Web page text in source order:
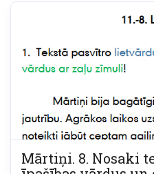
Mārtiņi. 8. Nosaki